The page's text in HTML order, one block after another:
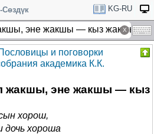
Сөздүк KG-RU
и поговорки
академика К.К.
жакшы, эне жакшы — кыз
хорош,
хороша